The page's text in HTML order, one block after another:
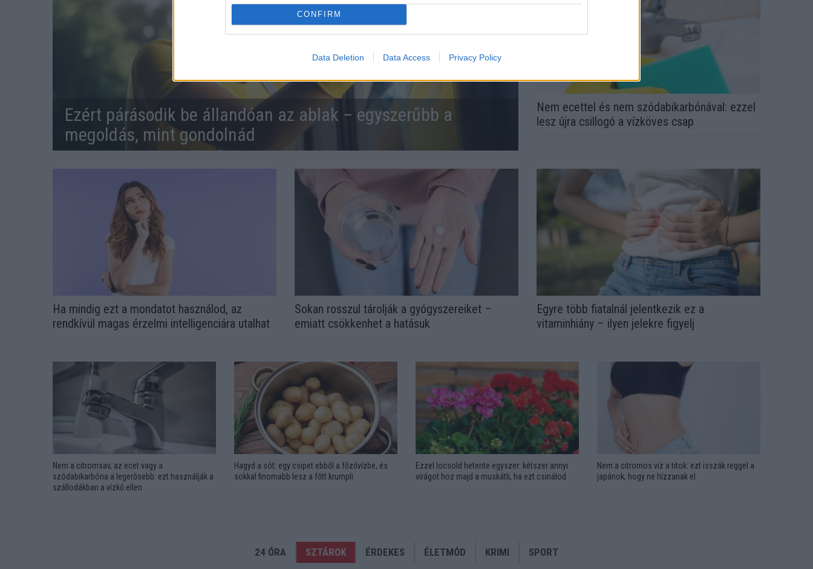
CONFIRM
Data Deletion Data Access Privacy Policy
Ezért párásodik be állandóan az ablak – egyszerűbb a
megoldás, mint gondolnád
Nem ecettel és nem szódabikarbónával: ezzel
lesz újra csillogó a vízköves csap
Ha mindig ezt a mondatot használod, az
rendkívül magas érzelmi intelligenciára utalhat
Sokan rosszul tárolják a gyógyszereiket –
emiatt csökkenhet a hatásuk
Egyre több fiatalnál jelentkezik ez a
vitaminhiány – ilyen jelekre figyelj
Nem a citromsav, az ecet vagy a
szódabikarbóna a legerősebb: ezt használják a
szállodákban a vízkő ellen
Hagyd a sót: egy csipet ebből a főzővízbe, és
sokkal finomabb lesz a főtt krumpli
Ezzel locsold hetente egyszer: kétszer annyi
virágot hoz majd a muskátli, ha ezt csinálod
Nem a citromos víz a titok: ezt isszák reggel a
japánok, hogy ne hízzanak el
24 ÓRA SZTÁROK ÉRDEKES ÉLETMÓD KRIMI SPORT